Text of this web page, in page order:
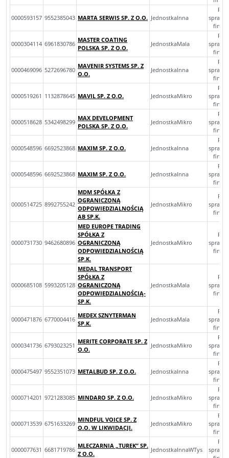
0000593157 9552385043 MARTA SERWIS SP. Z O.O. JednostkaInna
0000304114 6961830786
MASTER COATING
POLSKA SP. Z O.O.
JednostkaMala
0000469096 5272696780
MAVENIR SYSTEMS SP. Z
O.O.
JednostkaInna
0000519261 1132878645 MAVIL SP. Z O.O. JednostkaMikro
0000518628 5342498299
MAX DEVELOPMENT
POLSKA SP. Z O.O.
JednostkaMikro
0000548596 6692523868 MAXIM SP. Z O.O. JednostkaInna
0000548596 6692523868 MAXIM SP. Z O.O. JednostkaInna
0000514725 8992755242
MDM SPÓŁKA Z
OGRANICZONĄ
ODPOWIEDZIALNOŚCIĄ
AB SP.K.
JednostkaMikro
0000731730 9462680896
MED EUROPE TRADING
SPÓŁKA Z
OGRANICZONĄ
ODPOWIEDZIALNOŚCIĄ
SP.K.
JednostkaMikro
0000685108 5993205128
MEDAL TRANSPORT
SPÓŁKA Z
OGRANICZONĄ
ODPOWIEDZIALNOŚCIĄ-
SP.K.
JednostkaMala
0000471876 6770004416
MEDEX SZNYTERMAN
SP.K.
JednostkaMala
0000341736 6793023251
MERITE CORPORATE SP. Z
O.O.
JednostkaMikro
0000475497 9552351073 METALBUD SP. Z O.O. JednostkaInna
0000714201 9721283085 MINDARO SP. Z O.O. JednostkaMikro
0000713539 6751633269
MINDFUL VOICE SP. Z
O.O. W LIKWIDACJI.
JednostkaMikro
0000077631 6681719786
MLECZARNIA „TUREK” SP.
Z O.O.
JednostkaInnaWTys